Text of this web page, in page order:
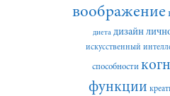
воображение
диета дизайн
искусственный
способности
функции